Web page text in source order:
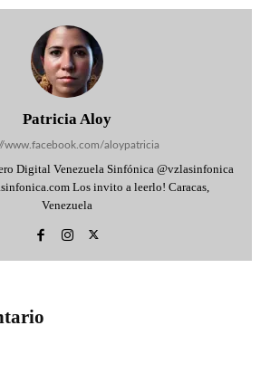
Patricia Aloy
www.facebook.com/aloypatricia
Digital Venezuela Sinfónica @vzlasinfonica
Los invito a leerlo! Caracas,
Venezuela